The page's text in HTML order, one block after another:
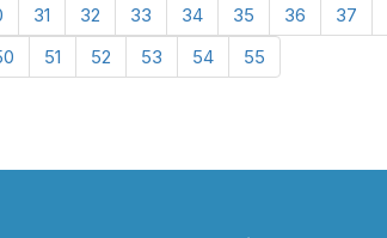
31 32 33 34 35 36 37
51 52 53 54 55